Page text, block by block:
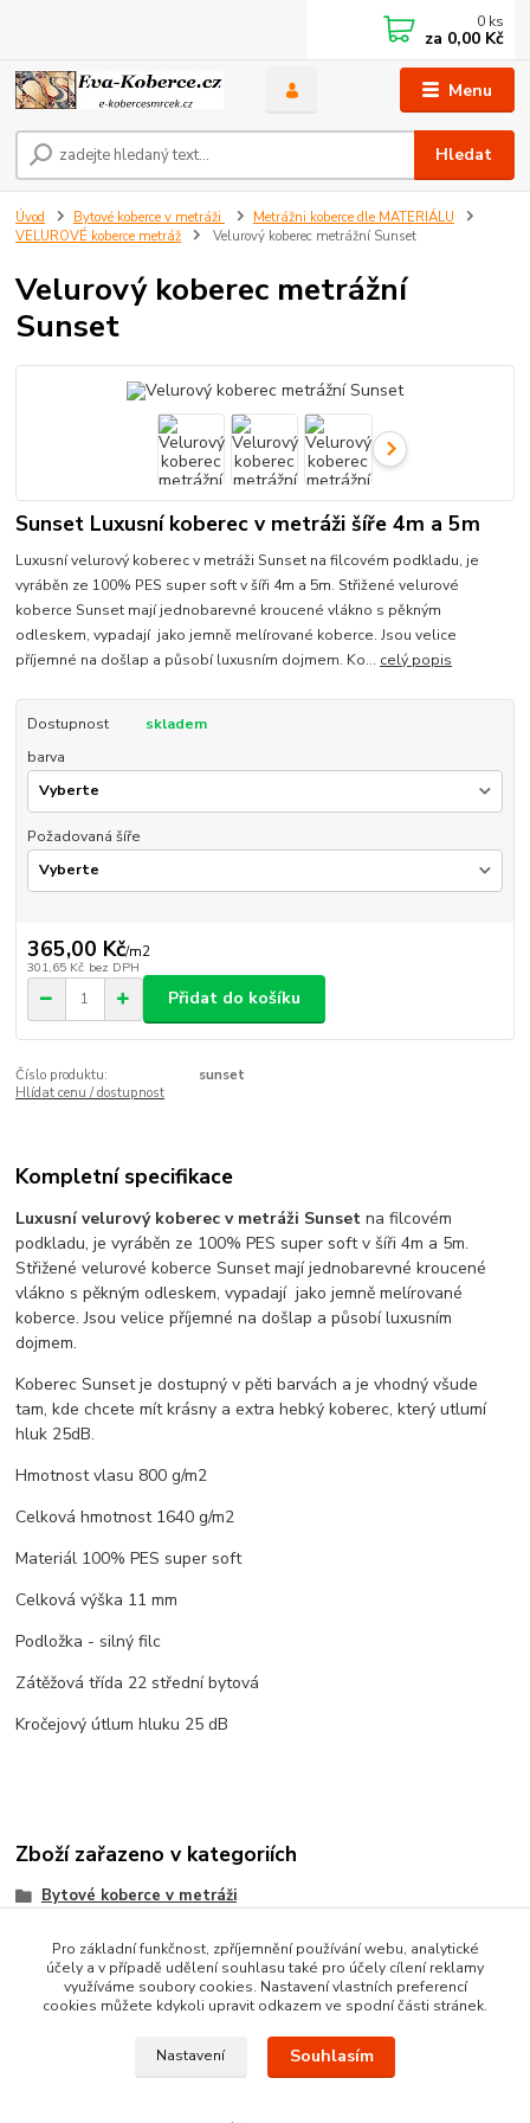
Menu
Hledat
0 ks
za 0,00 Kč
Úvod Bytové koberce v metráži
Metrážni koberce dle MATERIÁLU
VELUROVÉ koberce metráž
Velurový koberec metrážní Sunset
Velurový koberec metrážní
Sunset
Sunset Luxusní koberec v metráži šíře 4m a 5m
Luxusní velurový koberec v metráži Sunset na filcovém podkladu, je
vyráběn ze 100% PES super soft v šíři 4m a 5m. Střižené velurové
koberce Sunset mají jednobarevné kroucené vlákno s pěkným
odleskem, vypadají jako jemně melírované koberce. Jsou velice
příjemné na došlap a působí luxusním dojmem. Ko... celý popis
Dostupnost
skladem
barva
Požadovaná šíře
365,00 Kč/m2
301,65 Kč bez DPH
Přidat do košíku
Číslo produktu:
sunset
Hlídat cenu / dostupnost
Kompletní specifikace
Luxusní velurový koberec v metráži Sunset na filcovém
podkladu, je vyráběn ze 100% PES super soft v šíři 4m a 5m.
Střižené velurové koberce Sunset mají jednobarevné kroucené
vlákno s pěkným odleskem, vypadají jako jemně melírované
koberce. Jsou velice příjemné na došlap a působí luxusním
dojmem.
Koberec Sunset je dostupný v pěti barvách a je vhodný všude
tam, kde chcete mít krásny a extra hebký koberec, který utlumí
hluk 25dB.
Hmotnost vlasu 800 g/m2
Celková hmotnost 1640 g/m2
Materiál 100% PES super soft
Celková výška 11 mm
Podložka - silný filc
Zátěžová třída 22 střední bytová
Kročejový útlum hluku 25 dB
Zboží zařazeno v kategoriích
Bytové koberce v metráži
VELUROVÉ koberce metráž
Pro základní funkčnost, zpříjemnění používání webu, analytické
účely a v případě udělení souhlasu také pro účely cílení reklamy
využíváme soubory cookies. Nastavení vlastních preferencí
cookies můžete kdykoli upravit odkazem ve spodní části stránek.
Nastavení Souhlasím